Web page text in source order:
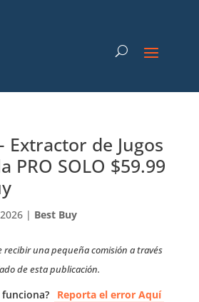
Extractor de Jugos
PRO SOLO $59.99
| Best Buy
recibir una pequeña comisión a través
de esta publicación.
Reporta el error Aquí